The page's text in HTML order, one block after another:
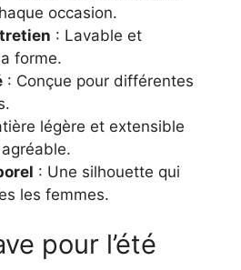
occasion.
: Lavable et
forme.
: Conçue pour différentes
légère et extensible
: Une silhouette qui
les femmes.
pour l’été